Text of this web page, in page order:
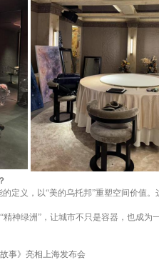
的定义，以“美的乌托邦”重塑空间价值。
“精神绿洲” ，让城市不只是容器，也成为
事》亮相上海发布会